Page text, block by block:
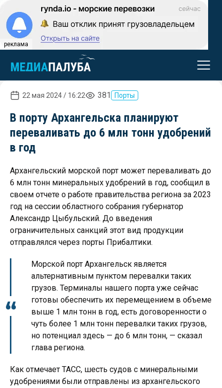
реклама
22 мая 2024 / 16:22 381 Порты
В порту Архангельска планируют
переваливать до 6 млн тонн удобрений
в год
Архангельский морской порт может переваливать до
6 млн тонн минеральных удобрений в год, сообщил в
своем отчете о работе правительства региона за 2023
год на сессии областного собрания губернатор
Александр Цыбульский. До введения
ограничительных санкций этот вид продукции
отправлялся через порты Прибалтики.
Морской порт Архангельск является
альтернативным пунктом перевалки таких
грузов. Терминалы нашего порта уже сейчас
готовы обеспечить их перемещением в объеме
выше 1 млн тонн в год, есть договоренности о
чуть более 1 млн тонн перевалки таких грузов,
но потенциал здесь — до 6 млн тонн, — сказал
глава региона.
Как отмечает ТАСС, шесть судов с минеральными
удобрениями были отправлены из архангельского